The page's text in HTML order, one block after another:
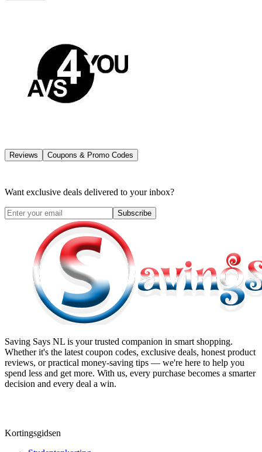
Reviews Coupons & Promo Codes
Want exclusive deals delivered to your inbox?
Subscribe
Saving Says NL is your trusted companion in smart shopping.
Whether it's the latest coupon codes, exclusive deals, honest product
reviews, or practical money-saving tips — we're here to help you
spend less and get more. With us, every purchase becomes a smarter
decision and every deal a win.
Kortingsgidsen